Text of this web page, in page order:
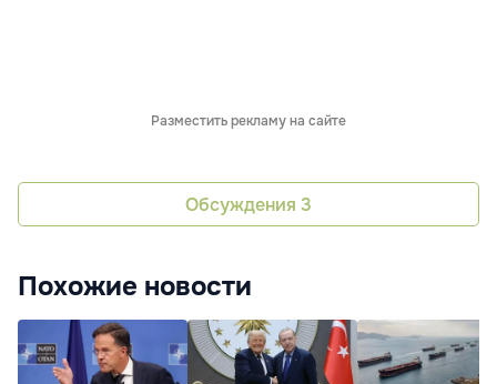
Разместить рекламу на сайте
Обсуждения 3
Похожие новости